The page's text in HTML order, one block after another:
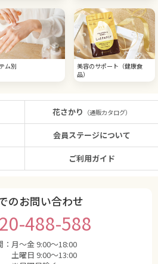
ム別
美容のサポート（健康食
品）
花さかり （通販カタログ）
会員ステージについて
ご利用ガイド
のお問い合わせ
488-588
月〜金 9:00〜18:00
土曜日 9:00〜13:00